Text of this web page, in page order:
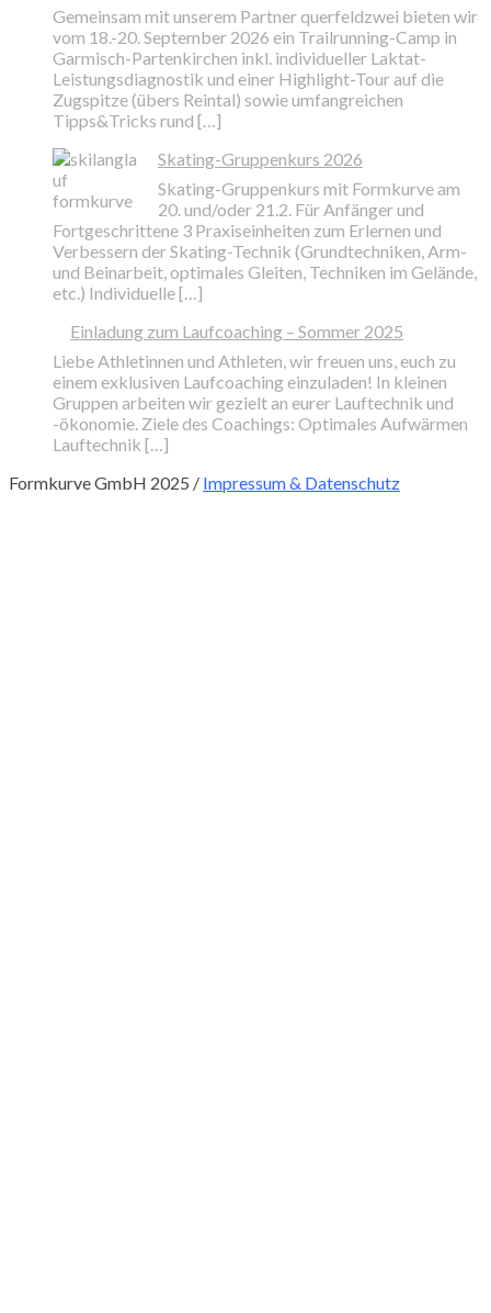
Gemeinsam mit unserem Partner querfeldzwei bieten wir
vom 18.-20. September 2026 ein Trailrunning-Camp in
Garmisch-Partenkirchen inkl. individueller Laktat-
Leistungsdiagnostik und einer Highlight-Tour auf die
Zugspitze (übers Reintal) sowie umfangreichen
Tipps&Tricks rund […]
Skating-Gruppenkurs 2026
Skating-Gruppenkurs mit Formkurve am
20. und/oder 21.2. Für Anfänger und
Fortgeschrittene 3 Praxiseinheiten zum Erlernen und
Verbessern der Skating-Technik (Grundtechniken, Arm-
und Beinarbeit, optimales Gleiten, Techniken im Gelände,
etc.) Individuelle […]
Einladung zum Laufcoaching – Sommer 2025
Liebe Athletinnen und Athleten, wir freuen uns, euch zu
einem exklusiven Laufcoaching einzuladen! In kleinen
Gruppen arbeiten wir gezielt an eurer Lauftechnik und
-ökonomie. Ziele des Coachings: Optimales Aufwärmen
Lauftechnik […]
Formkurve GmbH 2025 / Impressum & Datenschutz